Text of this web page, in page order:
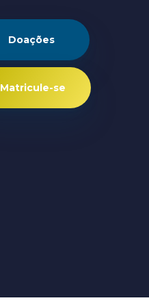
Doações
Matricule-se